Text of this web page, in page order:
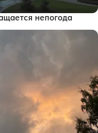
непогода